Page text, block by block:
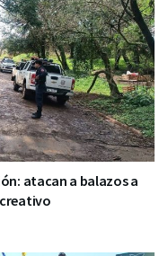
atacan a balazos a